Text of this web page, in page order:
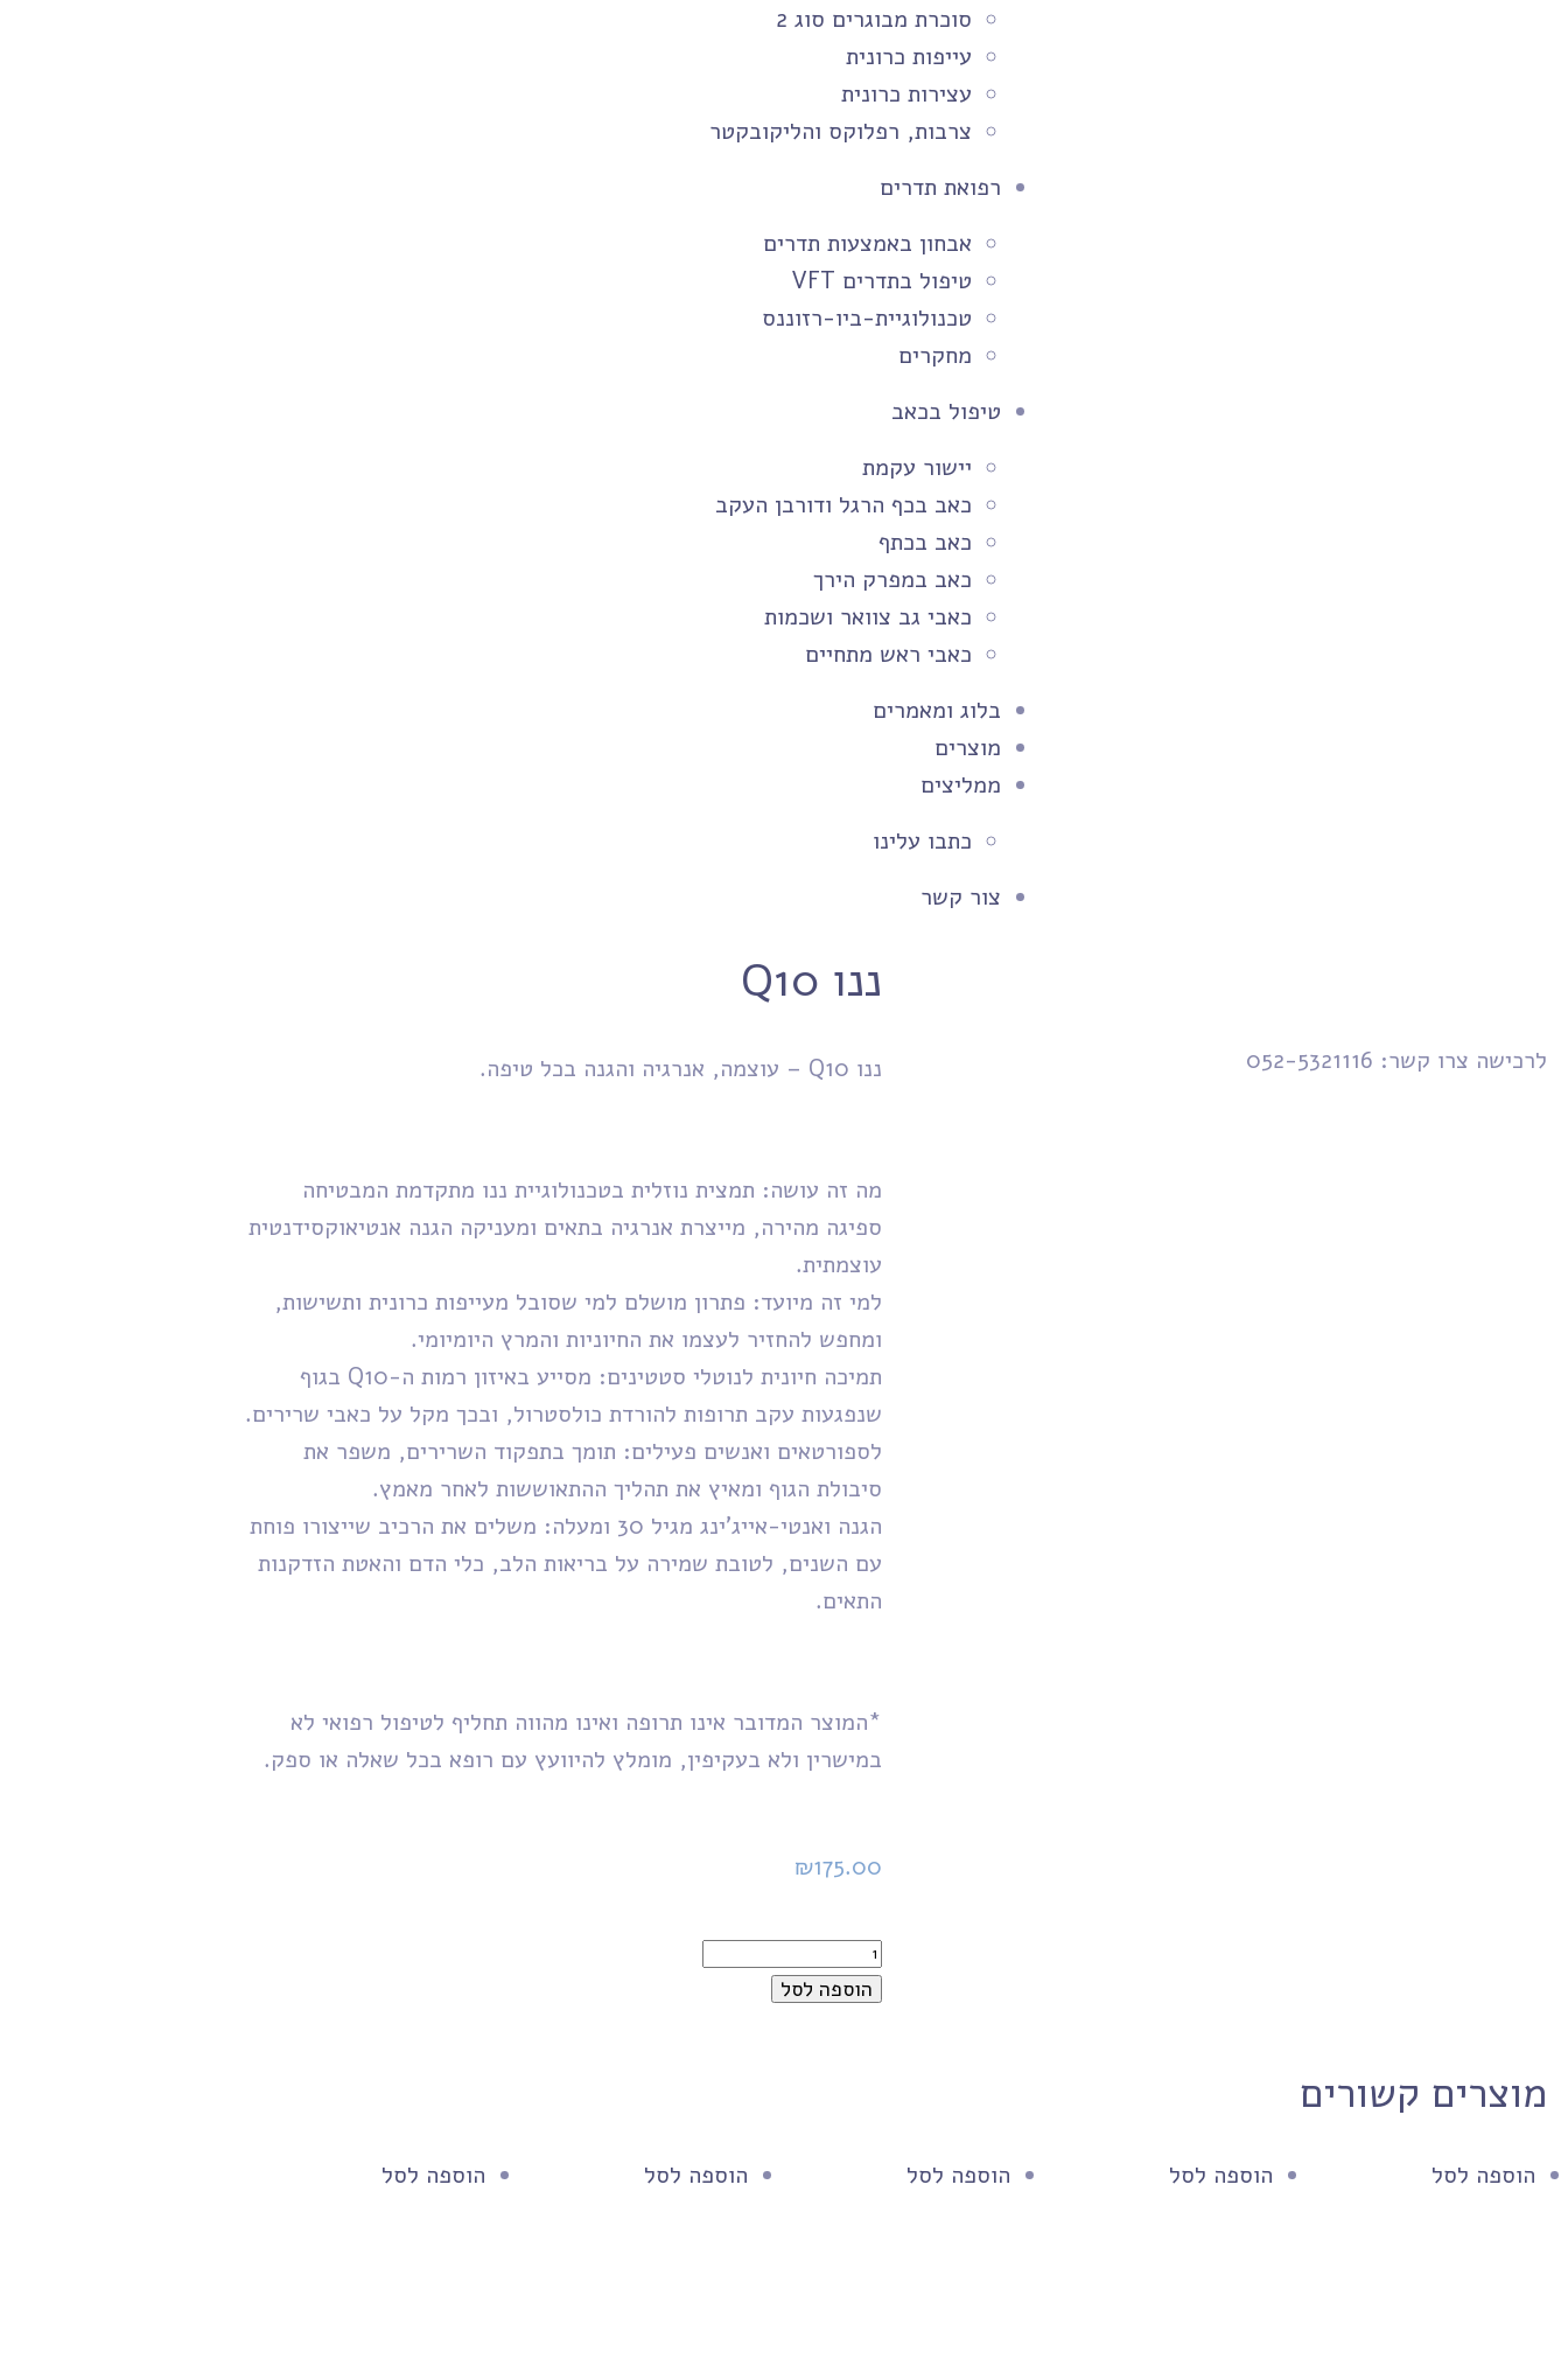
סוכרת מבוגרים סוג 2
עייפות כרונית
עצירות כרונית
צרבות, רפלוקס והליקובקטר
רפואת תדרים
אבחון באמצעות תדרים
טיפול בתדרים VFT
טכנולוגיית-ביו-רזוננס
מחקרים
טיפול בכאב
יישור עקמת
כאב בכף הרגל ודורבן העקב
כאב בכתף
כאב במפרק הירך
כאבי גב צוואר ושכמות
כאבי ראש מתחיים
בלוג ומאמרים
מוצרים
ממליצים
כתבו עלינו
צור קשר
לרכישה צרו קשר: 052-5321116
ננו Q10
ננו Q10 – עוצמה, אנרגיה והגנה בכל טיפה.
​מה זה עושה: תמצית נוזלית בטכנולוגיית ננו מתקדמת המבטיחה
ספיגה מהירה, מייצרת אנרגיה בתאים ומעניקה הגנה אנטיאוקסידנטית
עוצמתית.
​למי זה מיועד: פתרון מושלם למי שסובל מעייפות כרונית ותשישות,
ומחפש להחזיר לעצמו את החיוניות והמרץ היומיומי.
​תמיכה חיונית לנוטלי סטטינים: מסייע באיזון רמות ה-Q10 בגוף
שנפגעות עקב תרופות להורדת כולסטרול, ובכך מקל על כאבי שרירים.
​לספורטאים ואנשים פעילים: תומך בתפקוד השרירים, משפר את
סיבולת הגוף ומאיץ את תהליך ההתאוששות לאחר מאמץ.
​הגנה ואנטי-אייג'ינג מגיל 30 ומעלה: משלים את הרכיב שייצורו פוחת
עם השנים, לטובת שמירה על בריאות הלב, כלי הדם והאטת הזדקנות
התאים.
*המוצר המדובר אינו תרופה ואינו מהווה תחליף לטיפול רפואי לא
במישרין ולא בעקיפין, מומלץ להיוועץ עם רופא בכל שאלה או ספק.
₪175.00
הוספה לסל
מוצרים קשורים
הוספה לסל הוספה לסל הוספה לסל הוספה לסל הוספה לסל